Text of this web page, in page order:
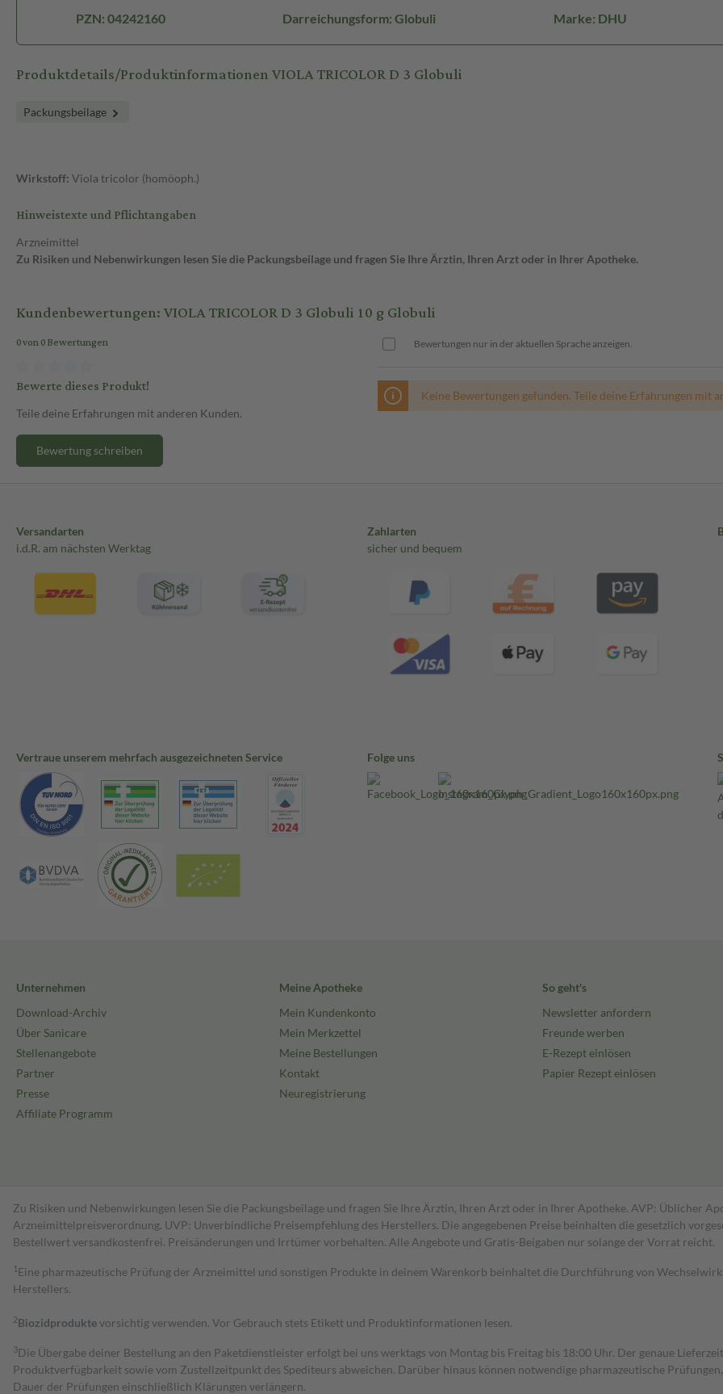
PZN: 04242160 Darreichungsform: Globuli Marke: DHU
Produktdetails/Produktinformationen VIOLA TRICOLOR D 3 Globuli
Packungsbeilage
Wirkstoff: Viola tricolor (homöoph.)
Hinweistexte und Pflichtangaben
Arzneimittel
Zu Risiken und Nebenwirkungen lesen Sie die Packungsbeilage und fragen Sie Ihre Ärztin, Ihren Arzt oder in Ihrer Apotheke.
Kundenbewertungen: VIOLA TRICOLOR D 3 Globuli 10 g Globuli
0 von 0 Bewertungen
Bewerte dieses Produkt!
Teile deine Erfahrungen mit anderen Kunden.
Bewertung schreiben
Bewertungen nur in der aktuellen Sprache anzeigen.
Keine Bewertungen gefunden. Teile deine Erfahrungen mit
Versandarten
i.d.R. am nächsten Werktag
Zahlarten
sicher und bequem
Vertraue unserem mehrfach ausgezeichneten Service Folge uns
Unternehmen
Download-Archiv
Über Sanicare
Stellenangebote
Partner
Presse
Affiliate Programm
Meine Apotheke
Mein Kundenkonto
Mein Merkzettel
Meine Bestellungen
Kontakt
Neuregistrierung
So geht's
Newsletter anfordern
Freunde werben
E-Rezept einlösen
Papier Rezept einlösen
Zu Risiken und Nebenwirkungen lesen Sie die Packungsbeilage und fragen Sie Ihre Ärztin, Ihren Arzt oder in Ihrer Apotheke. AVP: Üblicher
Arzneimittelpreisverordnung. UVP: Unverbindliche Preisempfehlung des Herstellers. Die angegebenen Preise beinhalten die gesetzlich
Bestell­wert versand­kosten­frei. Preisänderungen und Irrtümer vorbehalten. Alle Angebote und Gratis-Beigaben nur solange der Vorrat reicht.
1 Eine pharmazeutische Prüfung der Arzneimittel und sonstigen Produkte in deinem Warenkorb beinhaltet die Durchführung von
Herstellers.
2Biozidproduktevorsichtig verwenden. Vor Gebrauch stets Etikett und Produktinformationen lesen.
3Die Übergabe deiner Bestellung an den Paketdienstleister erfolgt bei uns werktags von Montag bis Freitag bis 18:00 Uhr. Der genaue
Produktverfügbarkeit sowie vom Zustellzeitpunkt des Spediteurs abweichen. Darüber hinaus können notwendige pharmazeutische
Dauer der Prüfungen einschließlich Klärungen verlängern.